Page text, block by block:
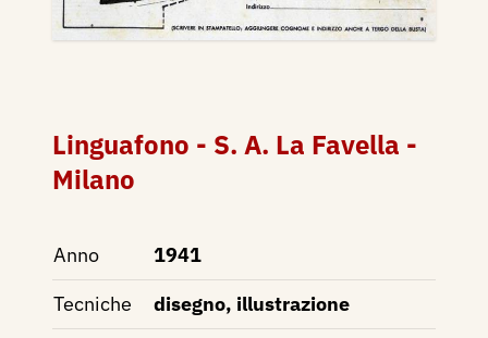
Linguafono - S. A. La Favella -
Milano
Anno
1941
Tecniche
disegno, illustrazione